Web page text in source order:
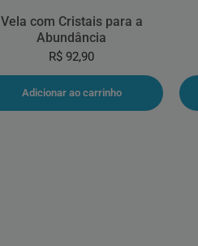
Vela com Cristais para a
Abundância
R$ 92,90
Adicionar ao carrinho